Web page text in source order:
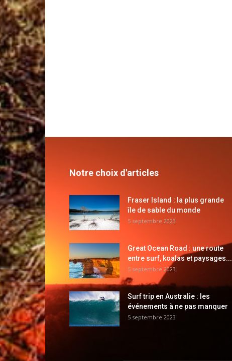
Notre choix d'articles
Fraser Island : la plus grande
île de sable du monde
5 septembre 2023
Great Ocean Road : une route
entre surf, koalas et paysages...
5 septembre 2023
Surf trip en Australie : les
événements à ne pas manquer
5 septembre 2023